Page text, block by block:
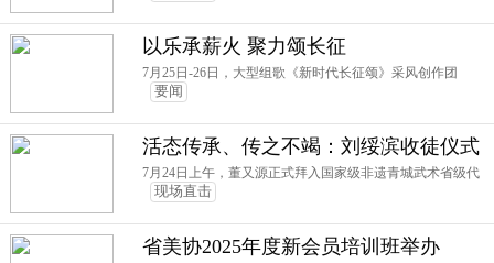
以乐承薪火 聚力颂长征
7月25日-26日，大型组歌《新时代长征颂》采风创作团
要闻
活态传承、传之不竭：刘绥滨收徒仪式
7月24日上午，董又源正式拜入国家级非遗青城武术省级代
现场直击
省美协2025年度新会员培训班举办